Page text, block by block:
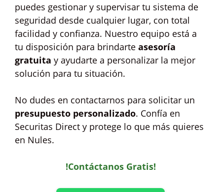
puedes gestionar y supervisar tu sistema de
seguridad desde cualquier lugar, con total
facilidad y confianza. Nuestro equipo está a
tu disposición para brindarte asesoría
gratuita y ayudarte a personalizar la mejor
solución para tu situación.
No dudes en contactarnos para solicitar un
presupuesto personalizado. Confía en
Securitas Direct y protege lo que más quieres
en Nules.
!Contáctanos Gratis!